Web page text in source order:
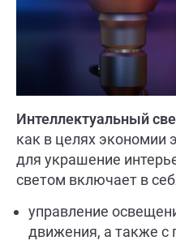
Интеллектуальный
как в целях экономии
для украшение
светом включает в
управление
движения, а также